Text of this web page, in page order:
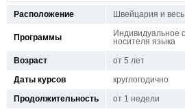
Расположение Швейцария и
Программы
Индивидуальное
носителя языка
Возраст
от 5 лет
Даты курсов
круглогодично
Продолжительность
от 1 недели